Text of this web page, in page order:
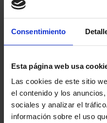
Consentimiento
Esta página web usa
Las cookies de este sitio
el contenido y los
sociales y analizar el
información sobre el uso
Kanten Warn- und Schutzwinkel
1 - 1 von 1 Artikel(n)